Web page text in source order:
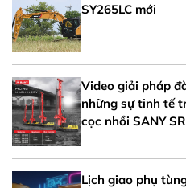
SY265LC mới
Video giải pháp
những sự tinh tế
cọc nhồi SANY
Lịch giao phụ